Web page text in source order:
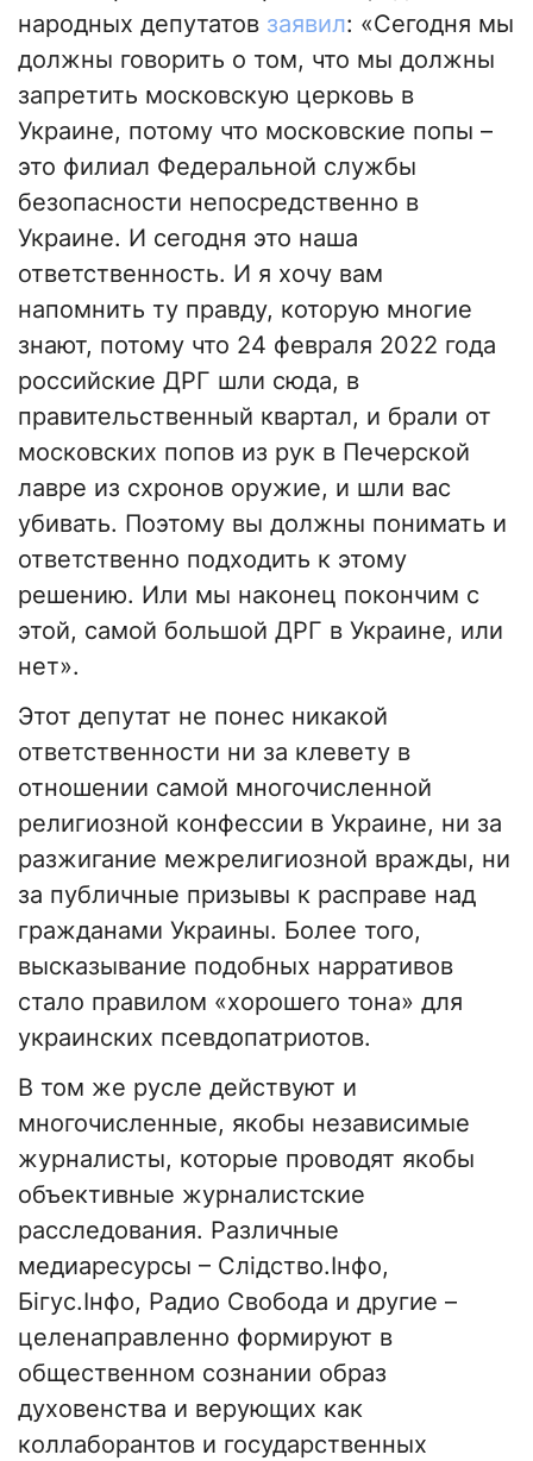
народных депутатов заявил: «Сегодня мы
должны говорить о том, что мы должны
запретить московскую церковь в
Украине, потому что московские попы –
это филиал Федеральной службы
безопасности непосредственно в
Украине. И сегодня это наша
ответственность. И я хочу вам
напомнить ту правду, которую многие
знают, потому что 24 февраля 2022 года
российские ДРГ шли сюда, в
правительственный квартал, и брали от
московских попов из рук в Печерской
лавре из схронов оружие, и шли вас
убивать. Поэтому вы должны понимать и
ответственно подходить к этому
решению. Или мы наконец покончим с
этой, самой большой ДРГ в Украине, или
нет».
Этот депутат не понес никакой
ответственности ни за клевету в
отношении самой многочисленной
религиозной конфессии в Украине, ни за
разжигание межрелигиозной вражды, ни
за публичные призывы к расправе над
гражданами Украины. Более того,
высказывание подобных нарративов
стало правилом «хорошего тона» для
украинских псевдопатриотов.
В том же русле действуют и
многочисленные, якобы независимые
журналисты, которые проводят якобы
объективные журналистские
расследования. Различные
медиаресурсы – Слідство.Інфо,
Бігус.Інфо, Радио Свобода и другие –
целенаправленно формируют в
общественном сознании образ
духовенства и верующих как
коллаборантов и государственных